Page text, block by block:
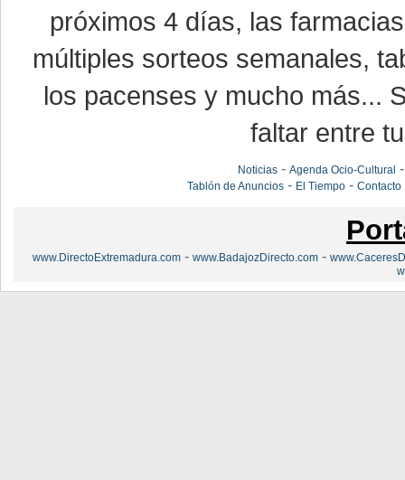
próximos 4 días, las
múltiples sorteos semanales,
los pacenses y mucho más...
faltar entre
Noticias -Agenda Ocio-Cultural
Tablón de Anuncios - El Tiempo -Contacto
www.DirectoExtremadura.com - www.BadajozDirecto.com -